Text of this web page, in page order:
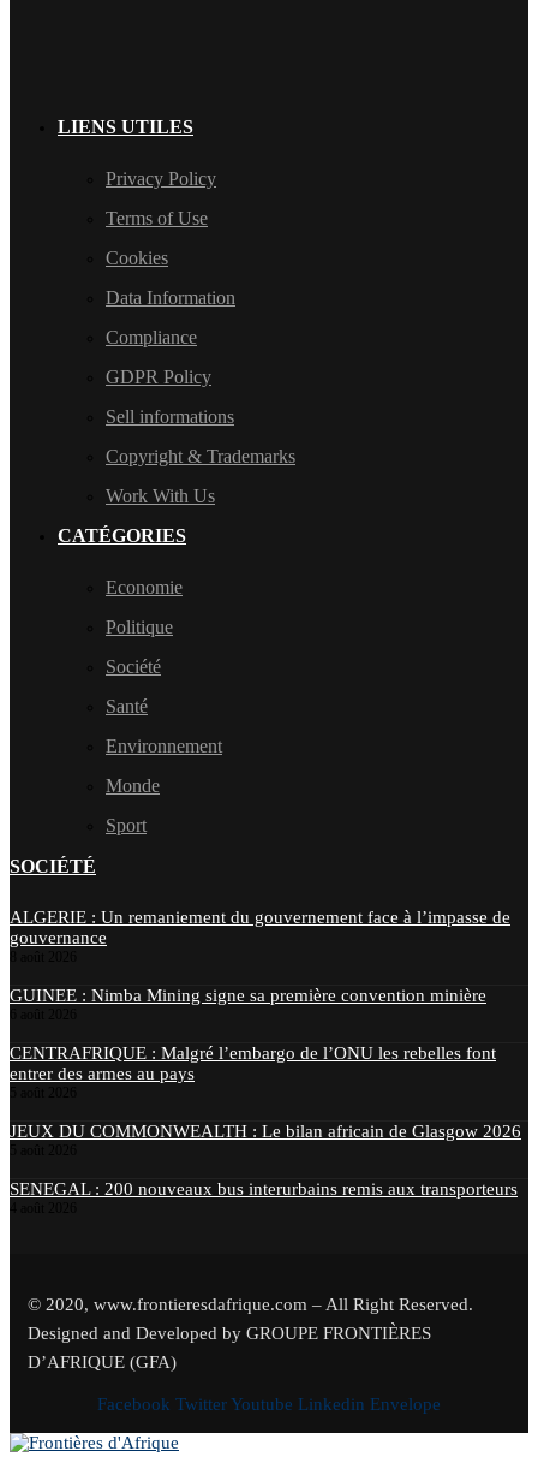
LIENS UTILES
Privacy Policy
Terms of Use
Cookies
Data Information
Compliance
GDPR Policy
Sell informations
Copyright & Trademarks
Work With Us
CATÉGORIES
Economie
Politique
Société
Santé
Environnement
Monde
Sport
SOCIÉTÉ
ALGERIE : Un remaniement du gouvernement face à l’impasse de
gouvernance
GUINEE : Nimba Mining signe sa première convention minière
CENTRAFRIQUE : Malgré l’embargo de l’ONU les rebelles font
entrer des armes au pays
JEUX DU COMMONWEALTH : Le bilan africain de Glasgow 2026
SENEGAL : 200 nouveaux bus interurbains remis aux transporteurs
© 2020, www.frontieresdafrique.com – All Right Reserved.
Designed and Developed by GROUPE FRONTIÈRES
D’AFRIQUE (GFA)
Facebook TwitterYoutube Linkedin Envelope